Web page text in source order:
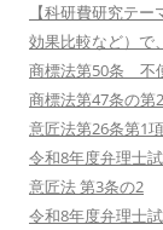
【科研費研究テ
効果比較など）で
商標法第50条 不
商標法第47条の
意匠法第26条第1
令和8年度弁理
意匠法 第3条の2
令和8年度弁理士